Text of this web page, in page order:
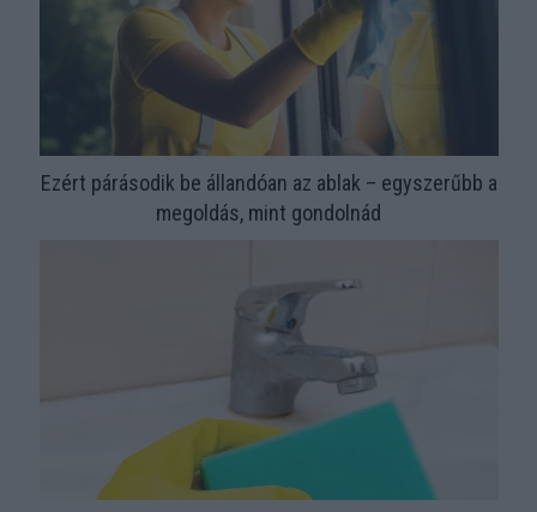
Ezért párásodik be állandóan az ablak – egyszerűbb a
megoldás, mint gondolnád